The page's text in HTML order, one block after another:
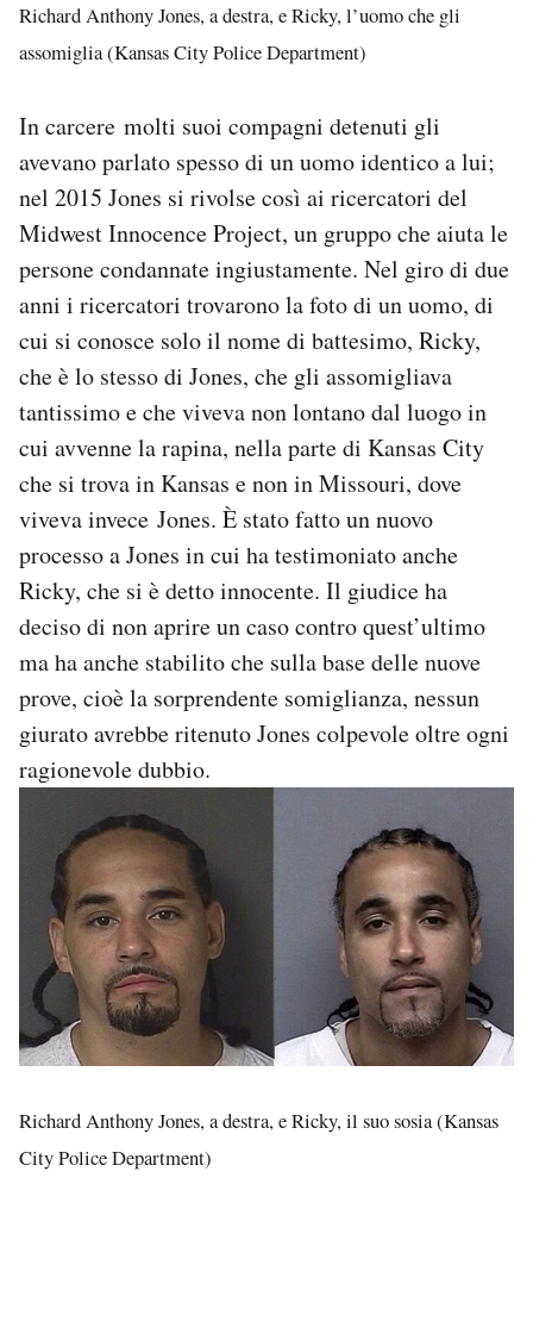
Richard Anthony Jones, a destra, e Ricky, l’uomo che gli
assomiglia (Kansas City Police Department)
In carcere molti suoi compagni detenuti gli
avevano parlato spesso di un uomo identico a lui;
nel 2015 Jones si rivolse così ai ricercatori del
Midwest Innocence Project, un gruppo che aiuta le
persone condannate ingiustamente. Nel giro di due
anni i ricercatori trovarono la foto di un uomo, di
cui si conosce solo il nome di battesimo, Ricky,
che è lo stesso di Jones, che gli assomigliava
tantissimo e che viveva non lontano dal luogo in
cui avvenne la rapina, nella parte di Kansas City
che si trova in Kansas e non in Missouri, dove
viveva invece Jones. È stato fatto un nuovo
processo a Jones in cui ha testimoniato anche
Ricky, che si è detto innocente. Il giudice ha
deciso di non aprire un caso contro quest’ultimo
ma ha anche stabilito che sulla base delle nuove
prove, cioè la sorprendente somiglianza, nessun
giurato avrebbe ritenuto Jones colpevole oltre ogni
ragionevole dubbio.
Richard Anthony Jones, a destra, e Ricky, il suo sosia (Kansas
City Police Department)